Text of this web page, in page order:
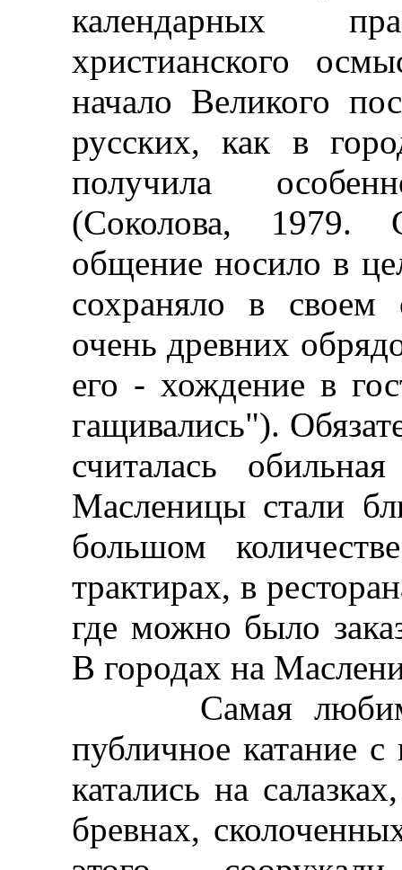
календарных
христианского
начало Великого
русских, как в
получила
(Соколова, 1979.
общение носило в
сохраняло в своем
очень древних
его - хождение в
гащивались").
считалась
Масленицы стали
большом
трактирах, в
где можно было
В городах на
Самая любимая
публичное катание
катались на
бревнах,